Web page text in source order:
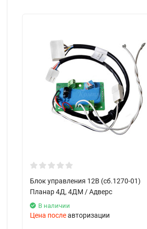
Спутник - заказать в
обращаться к нам. Мы всегда
Блок управления 12В (сб.1270-01)
Планар 4Д, 4ДМ / Адверс
В наличии
Цена послеавторизации